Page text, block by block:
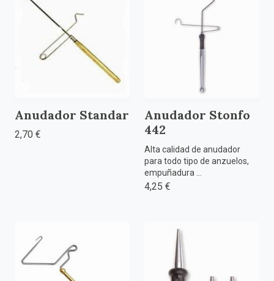
Anudador Standar
2,70 €
Anudador Stonfo
442
Alta calidad de anudador
para todo tipo de anzuelos,
empuñadura ...
4,25 €